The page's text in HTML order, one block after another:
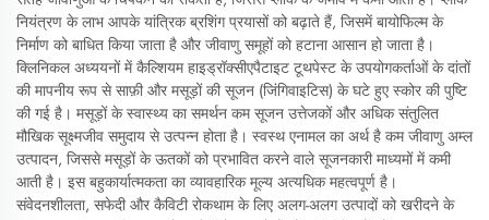
नियंत्रण के लाभ आपके यांत्रिक ब्रशिंग प्रयासों को बढ़ाते हैं, जिसमें बायोफिल्म के
निर्माण को बाधित किया जाता है और जीवाणु समूहों को हटाना आसान हो जाता है।
क्लिनिकल अध्ययनों में कैल्शियम हाइड्रॉक्सीएपैटाइट टूथपेस्ट के उपयोगकर्ताओं के दांतों
की मापनीय रूप से साफ़ी और मसूड़ों की सूजन (जिंगिवाइटिस) के घटे हुए स्कोर की पुष्टि
की गई है। मसूड़ों के स्वास्थ्य का समर्थन कम सूजन उत्तेजकों और अधिक संतुलित
मौखिक सूक्ष्मजीव समुदाय से उत्पन्न होता है। स्वस्थ एनामल का अर्थ है कम जीवाणु अम्ल
उत्पादन, जिससे मसूड़ों के ऊतकों को प्रभावित करने वाले सूजनकारी माध्यमों में कमी
आती है। इस बहुकार्यात्मकता का व्यावहारिक मूल्य अत्यधिक महत्वपूर्ण है।
संवेदनशीलता, सफेदी और कैविटी रोकथाम के लिए अलग-अलग उत्पादों को खरीदने के